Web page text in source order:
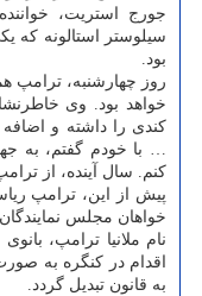
جورج استریت،
سیلوستر استالونه که
بود.
روز چهارشنبه، ترامپ
خواهد بود. وی
کندی را داشته و اضافه
… با خودم گفتم، به
کنم. سال آینده، از
پیش از این، ترامپ
خواهان مجلس نمایندگان
نام ملانیا ترامپ،
اقدام در کنگره به
به قانون تبدیل گردد.